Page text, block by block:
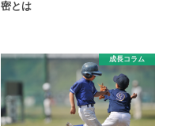
密とは
成長コラム